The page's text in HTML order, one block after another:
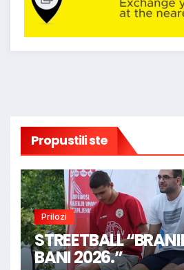
Propustili ste
Prilozi
STREETBALL
BANI 2026.”